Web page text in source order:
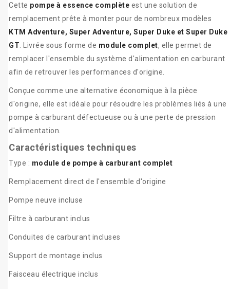
Cette pompe à essence complète est une solution de
remplacement prête à monter pour de nombreux modèles
KTM Adventure, Super Adventure, Super Duke et Super Duke
GT . Livrée sous forme de module complet, elle permet de
remplacer l'ensemble du système d'alimentation en carburant
afin de retrouver les performances d'origine.
Conçue comme une alternative économique à la pièce
d'origine, elle est idéale pour résoudre les problèmes liés à une
pompe à carburant défectueuse ou à une perte de pression
d'alimentation.
Caractéristiques techniques
Type : module de pompe à carburant complet
Remplacement direct de l'ensemble d'origine
Pompe neuve incluse
Filtre à carburant inclus
Conduites de carburant incluses
Support de montage inclus
Faisceau électrique inclus